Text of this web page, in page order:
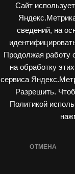
Сайт
сведений, на
Продолжая работу
на обработку
сервиса
Разрешить.
Политикой
ОТМЕНА
ЕВ
717
quantity
Категории: